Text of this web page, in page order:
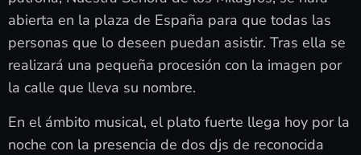
abierta en la plaza de España para que todas las
personas que lo deseen puedan asistir. Tras ella se
realizará una pequeña procesión con la imagen por
la calle que lleva su nombre.
En el ámbito musical, el plato fuerte llega hoy por la
noche con la presencia de dos djs de reconocida